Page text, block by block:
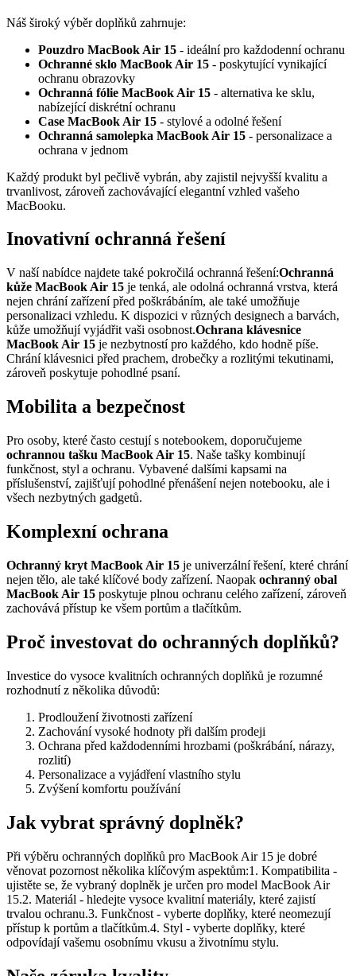
Náš široký výběr doplňků zahrnuje:
Pouzdro MacBook Air 15 - ideální pro každodenní ochranu
Ochranné sklo MacBook Air 15 - poskytující vynikající
ochranu obrazovky
Ochranná fólie MacBook Air 15 - alternativa ke sklu,
nabízející diskrétní ochranu
Case MacBook Air 15 - stylové a odolné řešení
Ochranná samolepka MacBook Air 15 - personalizace a
ochrana v jednom
Každý produkt byl pečlivě vybrán, aby zajistil nejvyšší kvalitu a
trvanlivost, zároveň zachovávající elegantní vzhled vašeho
MacBooku.
Inovativní ochranná řešení
V naší nabídce najdete také pokročilá ochranná řešení:Ochranná
kůže MacBook Air 15 je tenká, ale odolná ochranná vrstva, která
nejen chrání zařízení před poškrábáním, ale také umožňuje
personalizaci vzhledu. K dispozici v různých designech a barvách,
kůže umožňují vyjádřit vaši osobnost.Ochrana klávesnice
MacBook Air 15 je nezbytností pro každého, kdo hodně píše.
Chrání klávesnici před prachem, drobečky a rozlitými tekutinami,
zároveň poskytuje pohodlné psaní.
Mobilita a bezpečnost
Pro osoby, které často cestují s notebookem, doporučujeme
ochrannou tašku MacBook Air 15. Naše tašky kombinují
funkčnost, styl a ochranu. Vybavené dalšími kapsami na
příslušenství, zajišťují pohodlné přenášení nejen notebooku, ale i
všech nezbytných gadgetů.
Komplexní ochrana
Ochranný kryt MacBook Air 15 je univerzální řešení, které chrání
nejen tělo, ale také klíčové body zařízení. Naopak ochranný obal
MacBook Air 15 poskytuje plnou ochranu celého zařízení, zároveň
zachovává přístup ke všem portům a tlačítkům.
Proč investovat do ochranných doplňků?
Investice do vysoce kvalitních ochranných doplňků je rozumné
rozhodnutí z několika důvodů:
Prodloužení životnosti zařízení
Zachování vysoké hodnoty při dalším prodeji
Ochrana před každodenními hrozbami (poškrábání, nárazy,
rozlití)
Personalizace a vyjádření vlastního stylu
Zvýšení komfortu používání
Jak vybrat správný doplněk?
Při výběru ochranných doplňků pro MacBook Air 15 je dobré
věnovat pozornost několika klíčovým aspektům:1. Kompatibilita -
ujistěte se, že vybraný doplněk je určen pro model MacBook Air
15.2. Materiál - hledejte vysoce kvalitní materiály, které zajistí
trvalou ochranu.3. Funkčnost - vyberte doplňky, které neomezují
přístup k portům a tlačítkům.4. Styl - vyberte doplňky, které
odpovídají vašemu osobnímu vkusu a životnímu stylu.